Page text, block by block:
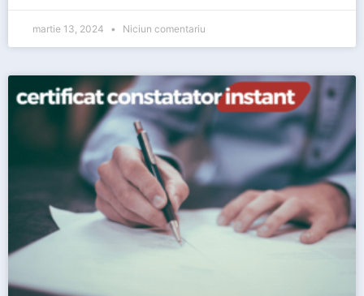
martie 13, 2024 Niciun comentariu